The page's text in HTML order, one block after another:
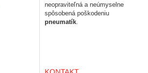
neopraviteľná a neúmyselne
spôsobená poškodeniu
pneumatík